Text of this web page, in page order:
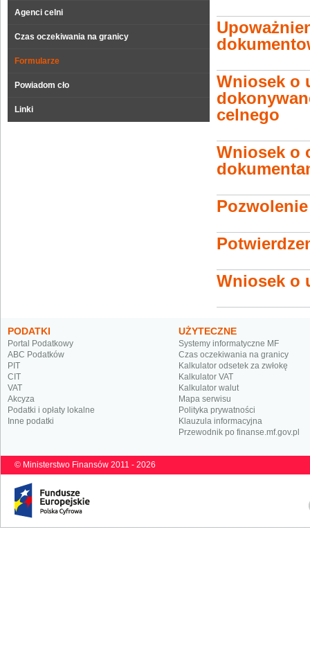
Agenci celni
Czas oczekiwania na granicy
Formularze
Powiadom cło
Linki
Wniosek o
celnego
Wniosek o
Wniosek o
PODATKI
Portal Podatkowy
ABC Podatków
PIT
CIT
VAT
Akcyza
Podatki i opłaty lokalne
Inne podatki
UŻYTECZNE
Systemy informatyczne MF
Czas oczekiwania na granicy
Kalkulator odsetek za zwłokę
Kalkulator VAT
Kalkulator walut
Mapa serwisu
Polityka prywatności
Klauzula informacyjna
Przewodnik po finanse.mf.gov.pl
© Ministerstwo Finansów 2011 - 2026